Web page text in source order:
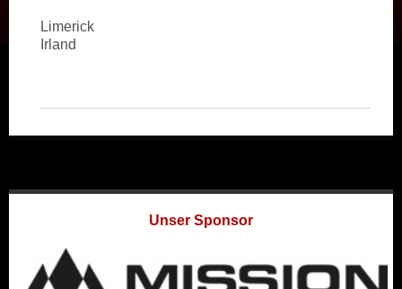
Limerick
Irland
Unser Sponsor